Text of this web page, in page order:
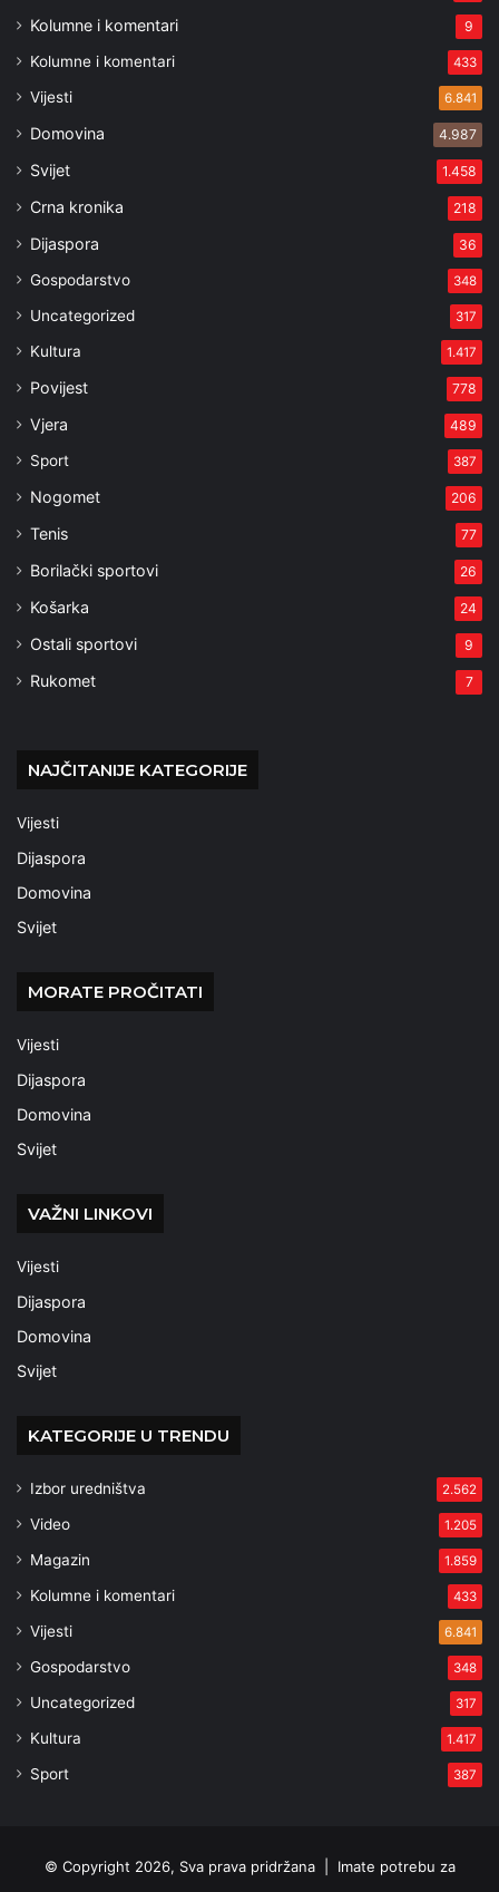
Kolumne i komentari 9
Kolumne i komentari 433
Vijesti 6.841
Domovina 4.987
Svijet 1.458
Crna kronika 218
Dijaspora 36
Gospodarstvo 348
Uncategorized 317
Kultura 1.417
Povijest 778
Vjera 489
Sport 387
Nogomet 206
Tenis 77
Borilački sportovi 26
Košarka 24
Ostali sportovi 9
Rukomet 7
NAJČITANIJE KATEGORIJE
Vijesti
Dijaspora
Domovina
Svijet
MORATE PROČITATI
Vijesti
Dijaspora
Domovina
Svijet
VAŽNI LINKOVI
Vijesti
Dijaspora
Domovina
Svijet
KATEGORIJE U TRENDU
Izbor uredništva 2.562
Video 1.205
Magazin 1.859
Kolumne i komentari 433
Vijesti 6.841
Gospodarstvo 348
Uncategorized 317
Kultura 1.417
Sport 387
© Copyright 2026, Sva prava pridržana | Imate potrebu za